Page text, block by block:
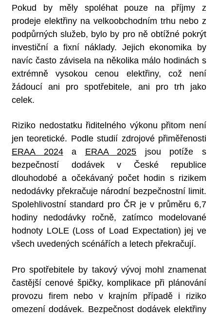
Pokud by měly spoléhat pouze na příjmy z
prodeje elektřiny na velkoobchodním trhu nebo z
podpůrných služeb, bylo by pro ně obtížné pokrýt
investiční a fixní náklady. Jejich ekonomika by
navíc často závisela na několika málo hodinách s
extrémně vysokou cenou elektřiny, což není
žádoucí ani pro spotřebitele, ani pro trh jako
celek.
Riziko nedostatku řiditelného výkonu přitom není
jen teoretické. Podle studií zdrojové přiměřenosti
ERAA 2024a ERAA 2025 jsou potíže s
bezpečností dodávek v České republice
dlouhodobé a očekávaný počet hodin s rizikem
nedodávky překračuje národní bezpečnostní limit.
Spolehlivostní standard pro ČR je v průměru 6,7
hodiny nedodávky ročně, zatímco modelované
hodnoty LOLE (Loss of Load Expectation) jej ve
všech uvedených scénářích a letech překračují.
Pro spotřebitele by takový vývoj mohl znamenat
častější cenové špičky, komplikace při plánování
provozu firem nebo v krajním případě i riziko
omezení dodávek. Bezpečnost dodávek elektřiny